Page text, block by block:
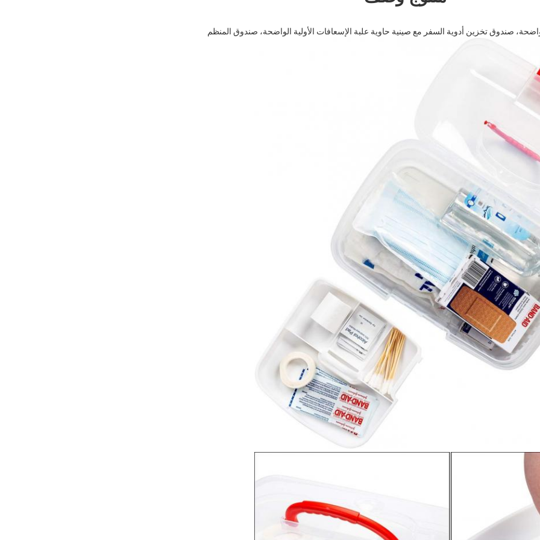
صندوق تخزين أدوية السفر مع صينية حاوية علبة الإسعافات الأولية الواضحة، صندوق المنظم